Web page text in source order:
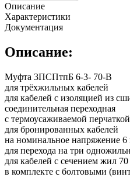
Описание
Характеристики
Документация
Описание:
Муфта 3ПСПтпБ 6-3- 70-В
для трёхжильных кабелей
для кабелей с изоляцией из
соединительная переходная
с термоусаживаемой перчаткой
для бронированных кабелей
на номинальное напряжение 6
для перехода на три
для кабелей с сечением жил
в комплекте с болтовыми